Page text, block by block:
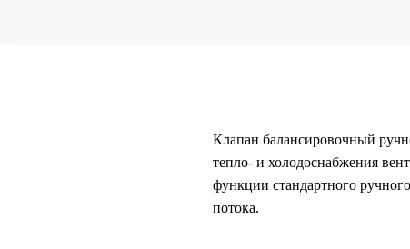
Клапан балансировочный
тепло- и холодоснабжения
функции стандартного
потока.